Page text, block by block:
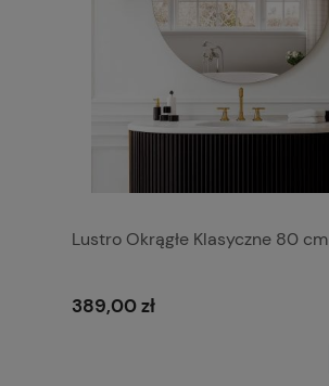
Lustro Okrągłe Klasyczne 80 cm
389,00 zł